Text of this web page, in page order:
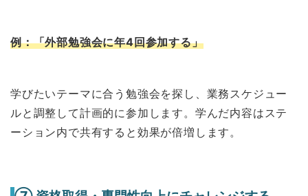
例：「外部勉強会に年4回参加する」
学びたいテーマに合う勉強会を探し、業務スケジュー
ルと調整して計画的に参加します。学んだ内容はステ
ーション内で共有すると効果が倍増します。